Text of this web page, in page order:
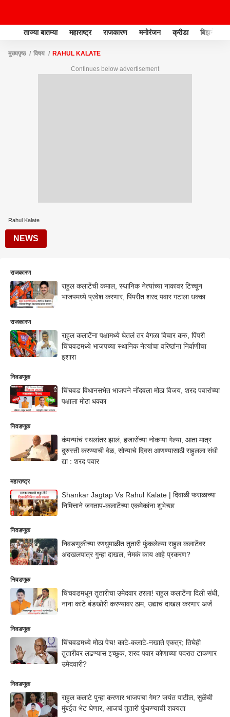
ताज्या बातम्या महाराष्ट्र राजकारण मनोरंजन क्रीडा बिझनेस
मुख्यपृष्ठ विषय RAHUL KALATE
Continues below advertisement
Rahul Kalate
NEWS
राजकारण
राहुल कलाटेंची कमाल, स्थानिक नेत्यांच्या नाकावर टिच्चून
भाजपमध्ये प्रवेश करणार, पिंपरीत शरद पवार गटाला धक्का
राजकारण
राहुल कलाटेंना पक्षामध्ये घेतलं तर वेगळा विचार करु, पिंपरी
चिंचवडमध्ये भाजपच्या स्थानिक नेत्यांचा वरिष्ठांना निर्वाणीचा
इशारा
निवडणूक
चिंचवड विधानसभेत भाजपने नोंदवला मोठा विजय, शरद पवारांच्या
पक्षाला मोठा धक्का
निवडणूक
कंपन्यांचं स्थलांतर झालं, हजारोंच्या नोकऱ्या गेल्या, आता मात्र
दुरुस्ती करण्याची वेळ, सोन्याचे दिवस आणण्यासाठी राहुलला संधी
द्या : शरद पवार
महाराष्ट्र
Shankar Jagtap Vs Rahul Kalate | दिवाळी फराळाच्या
निमित्ताने जगताप-कलाटेंच्या एकमेकांना शुभेच्छा
निवडणूक
निवडणुकीच्या रणधुमाळीत तुतारी फुंकलेल्या राहुल कलाटेंवर
अदखलपात्र गुन्हा दाखल, नेमकं काय आहे प्रकरण?
निवडणूक
चिंचवडमधून तुतारीचा उमेदवार ठरला! राहुल कलाटेंना दिली संधी,
नाना काटे बंडखोरी करण्यावर ठाम, उद्याचं दाखल करणार अर्ज
निवडणूक
चिंचवडमध्ये मोठा पेच! काटे-कलाटे-नखाते एकत्र; तिघेही
तुतारीवर लढण्यास इच्छुक, शरद पवार कोणाच्या पदरात टाकणार
उमेदवारी?
निवडणूक
राहुल कलाटे पुन्हा करणार भाजपचा गेम? जयंत पाटील, सुळेंची
मुंबईत भेट घेणार, आजचं तुतारी फुंकण्याची शक्यता